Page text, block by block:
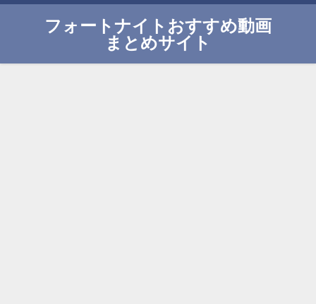
フォートナイトおすすめ動画
まとめサイト